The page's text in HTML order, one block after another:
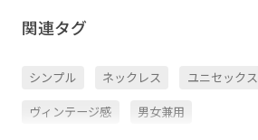
関連タグ
シンプル ネックレス ユニセックス
ヴィンテージ感 男女兼用